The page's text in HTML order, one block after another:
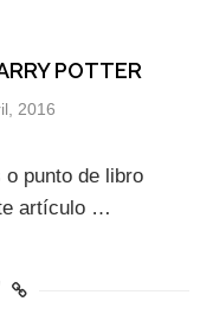
POTTER
2016
punto de libro
artículo …